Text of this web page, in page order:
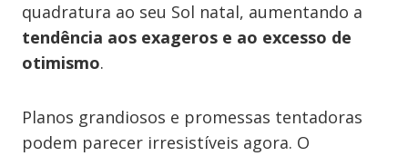
quadratura ao seu Sol natal, aumentando a
tendência aos exageros e ao excesso de
otimismo.
Planos grandiosos e promessas tentadoras
podem parecer irresistíveis agora. O